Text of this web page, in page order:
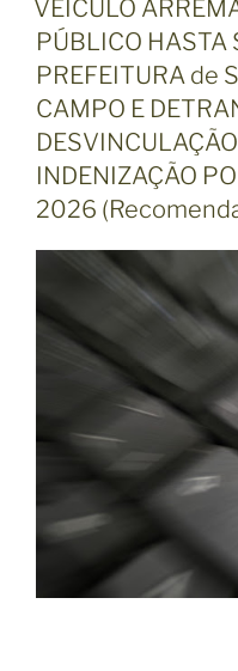
B
L
I
C
A
O
E
VEÍCULO
PÚBLICO HASTA
PREFEITURA de
CAMPO E
INDENIZAÇÃO
2026